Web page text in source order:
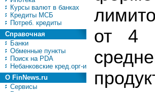
Курсы валют в банках
Кредиты МСБ
Потреб. кредиты
Справочная
Банки
Обменные пункты
Поиск на PDA
Небанковские кред.орг-и
О FinNews.ru
Сервисы
от 4